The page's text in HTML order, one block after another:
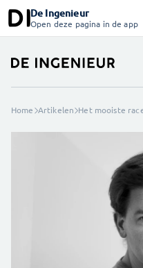
De Ingenieur
Open deze pagina in de app
Home Artikelen Het mooiste